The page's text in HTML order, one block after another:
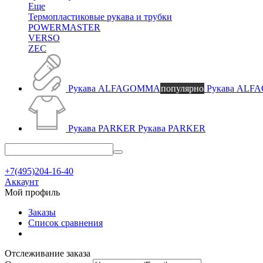
Еще
Термопластиковые рукава и трубки
POWERMASTER
VERSO
ZEC
Рукава ALFAGOMMAпопулярно Рукава
Рукава PARKER Рукава PARKER
+7(495)204-16-40
Аккаунт
Мой профиль
Заказы
Список сравнения
Отслеживание заказа